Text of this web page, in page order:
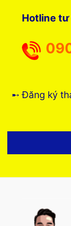
Hotline
➸ Đăng ký